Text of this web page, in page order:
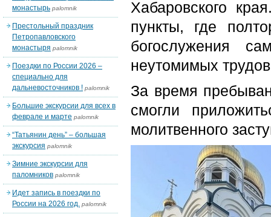
Хабаровского
пункты, где
богослужения
неутомимых
За время
смогли
молитвенного
монастырь palomnik
Престольный праздник
Петропавловского
монастыря palomnik
Поездки по России 2026 –
специально для
дальневосточников ! palomnik
Большие экскурсии для всех в
феврале и марте palomnik
“Татьянин день” – большая
экскурсия palomnik
Зимние экскурсии для
паломников palomnik
Идет запись в поездки по
России на 2026 год. palomnik